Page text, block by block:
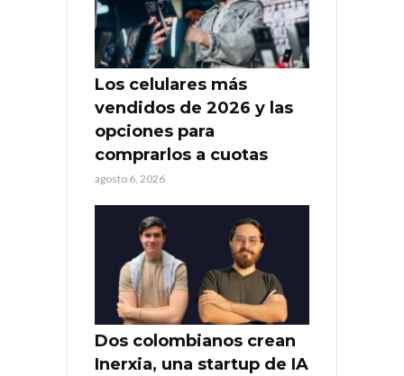
Los celulares más
vendidos de 2026 y las
opciones para
comprarlos a cuotas
agosto 6, 2026
Dos colombianos crean
Inerxia, una startup de IA